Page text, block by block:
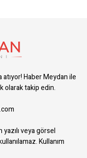
Haber Meydan ile
olarak takip edin.
veya görsel
Kullanım